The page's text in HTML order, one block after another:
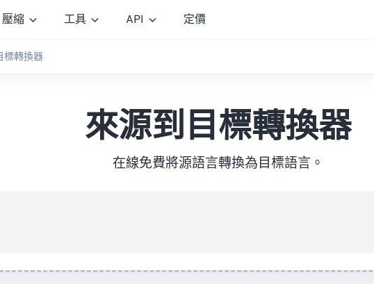
壓縮 工具 API 定價
標轉換器
來源到目標轉換器
在線免費將源語言轉換為目標語言。